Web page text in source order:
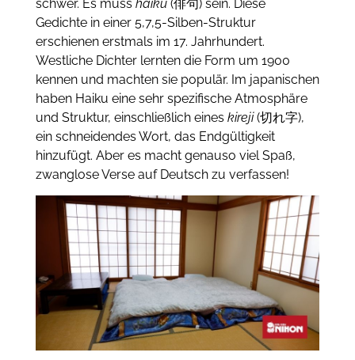
schwer. Es muss haiku(俳句) sein. Diese
Gedichte in einer 5,7,5-Silben-Struktur
erschienen erstmals im 17. Jahrhundert.
Westliche Dichter lernten die Form um 1900
kennen und machten sie populär. Im japanischen
haben Haiku eine sehr spezifische Atmosphäre
und Struktur, einschließlich eines kireji(切れ字),
ein schneidendes Wort, das Endgültigkeit
hinzufügt. Aber es macht genauso viel Spaß,
zwanglose Verse auf Deutsch zu verfassen!